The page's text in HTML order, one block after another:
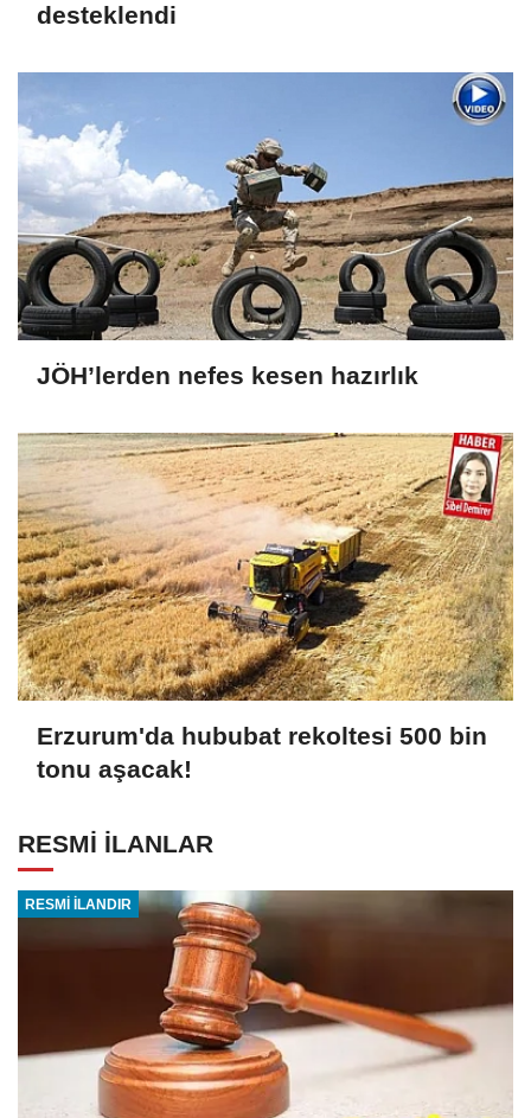
desteklendi
JÖH’lerden nefes kesen hazırlık
Erzurum'da hububat rekoltesi 500 bin
tonu aşacak!
RESMİ İLANLAR
RESMİ İLANDIR